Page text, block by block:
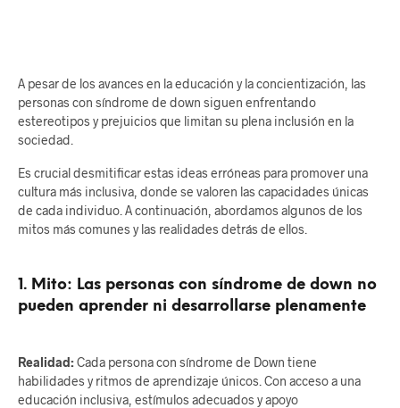
A pesar de los avances en la educación y la concientización, las
personas con síndrome de down siguen enfrentando
estereotipos y prejuicios que limitan su plena inclusión en la
sociedad.
Es crucial desmitificar estas ideas erróneas para promover una
cultura más inclusiva, donde se valoren las capacidades únicas
de cada individuo. A continuación, abordamos algunos de los
mitos más comunes y las realidades detrás de ellos.
1. Mito: Las personas con síndrome de down no
pueden aprender ni desarrollarse plenamente
Realidad:Cada persona con síndrome de Down tiene
habilidades y ritmos de aprendizaje únicos. Con acceso a una
educación inclusiva, estímulos adecuados y apoyo